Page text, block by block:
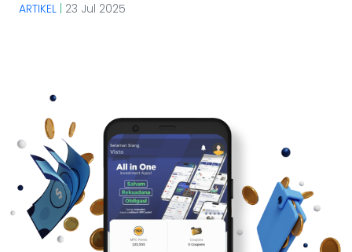
ARTIKEL 23 Jul 2025